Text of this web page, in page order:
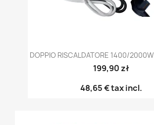
DOPPIO RISCALDATORE 1400/
199,90 zł
48,65 €tax incl.